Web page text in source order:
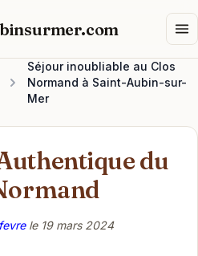
Séjour inoubliable au Clos
Normand à Saint-Aubin-sur-
Mer
du
le 19 mars 2024